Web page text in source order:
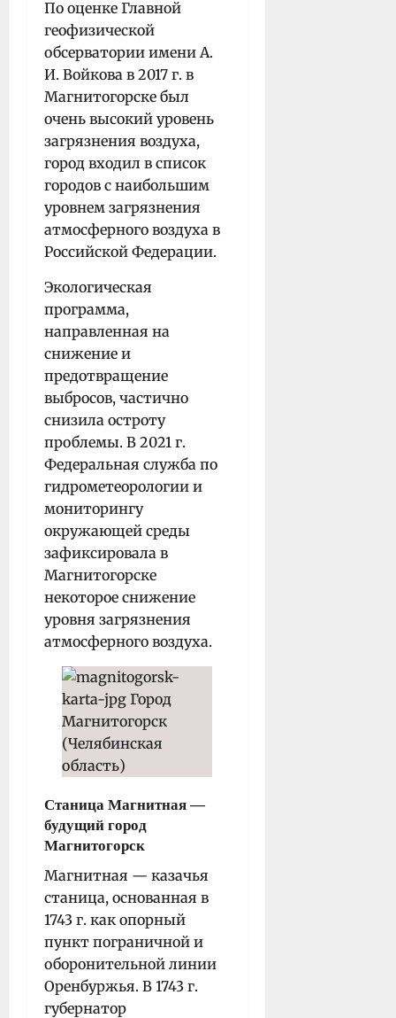
По оценке Главной
геофизической
обсерватории имени А.
И. Войкова в 2017 г. в
Магнитогорске был
очень высокий уровень
загрязнения воздуха,
город входил в список
городов с наибольшим
уровнем загрязнения
атмосферного воздуха в
Российской Федерации.
Экологическая
программа,
направленная на
снижение и
предотвращение
выбросов, частично
снизила остроту
проблемы. В 2021 г.
Федеральная служба по
гидрометеорологии и
мониторингу
окружающей среды
зафиксировала в
Магнитогорске
некоторое снижение
уровня загрязнения
атмосферного воздуха.
Станица Магнитная —
будущий город
Магнитогорск
Магнитная — казачья
станица, основанная в
1743 г. как опорный
пункт пограничной и
оборонительной линии
Оренбуржья. В 1743 г.
губернатор